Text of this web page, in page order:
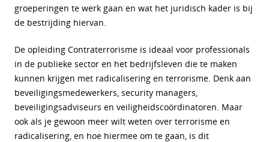
groeperingen te werk gaan en wat het juridisch kader is bij
de bestrijding hiervan.
De opleiding Contraterrorisme is ideaal voor professionals
in de publieke sector en het bedrijfsleven die te maken
kunnen krijgen met radicalisering en terrorisme. Denk aan
beveiligingsmedewerkers, security managers,
beveiligingsadviseurs en veiligheidscoördinatoren. Maar
ook als je gewoon meer wilt weten over terrorisme en
radicalisering, en hoe hiermee om te gaan, is dit